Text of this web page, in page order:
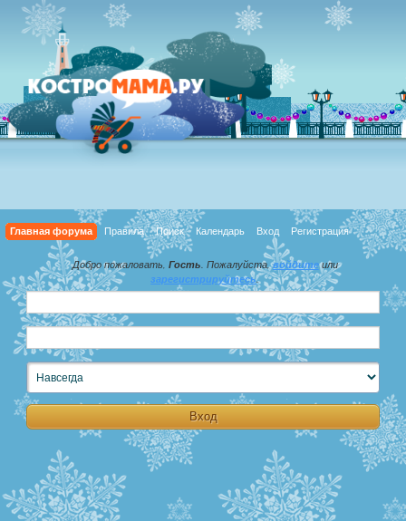
Главная форума Правила Поиск Календарь Вход Регистрация
Добро пожаловать, Гость . Пожалуйста,войдитеили
зарегистрируйтесь.